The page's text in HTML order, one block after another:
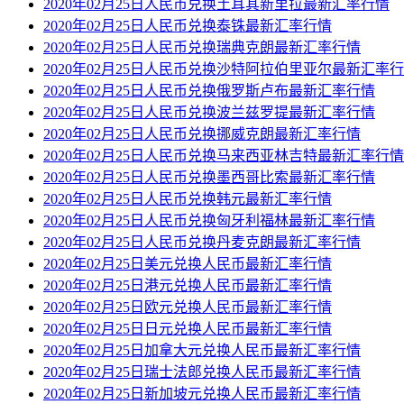
2020年02月25日人民币兑换土耳其新里拉最新汇率行情
2020年02月25日人民币兑换泰铢最新汇率行情
2020年02月25日人民币兑换瑞典克朗最新汇率行情
2020年02月25日人民币兑换沙特阿拉伯里亚尔最新汇率
2020年02月25日人民币兑换俄罗斯卢布最新汇率行情
2020年02月25日人民币兑换波兰兹罗提最新汇率行情
2020年02月25日人民币兑换挪威克朗最新汇率行情
2020年02月25日人民币兑换马来西亚林吉特最新汇率行情
2020年02月25日人民币兑换墨西哥比索最新汇率行情
2020年02月25日人民币兑换韩元最新汇率行情
2020年02月25日人民币兑换匈牙利福林最新汇率行情
2020年02月25日人民币兑换丹麦克朗最新汇率行情
2020年02月25日美元兑换人民币最新汇率行情
2020年02月25日港元兑换人民币最新汇率行情
2020年02月25日欧元兑换人民币最新汇率行情
2020年02月25日日元兑换人民币最新汇率行情
2020年02月25日加拿大元兑换人民币最新汇率行情
2020年02月25日瑞士法郎兑换人民币最新汇率行情
2020年02月25日新加坡元兑换人民币最新汇率行情